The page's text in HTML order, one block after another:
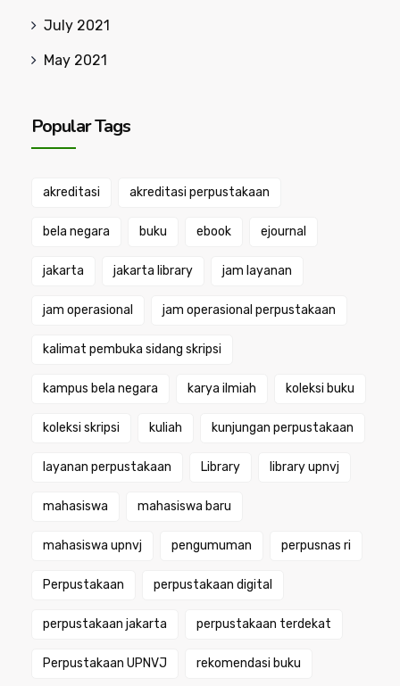
July 2021
May 2021
Popular Tags
akreditasi akreditasi perpustakaan
bela negara buku ebook ejournal
jakarta jakarta library jam layanan
jam operasional jam operasional perpustakaan
kalimat pembuka sidang skripsi
kampus bela negara karya ilmiah koleksi buku
koleksi skripsi kuliah kunjungan perpustakaan
layanan perpustakaan Library library upnvj
mahasiswa mahasiswa baru
mahasiswa upnvj pengumuman perpusnas ri
Perpustakaan perpustakaan digital
perpustakaan jakarta perpustakaan terdekat
Perpustakaan UPNVJ rekomendasi buku